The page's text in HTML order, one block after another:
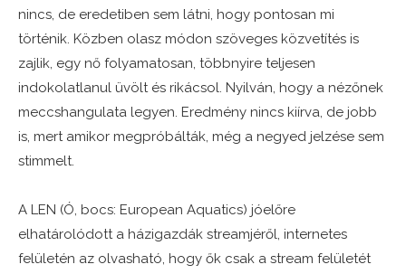
nincs, de eredetiben sem látni, hogy pontosan mi
történik. Közben olasz módon szöveges közvetítés is
zajlik, egy nő folyamatosan, többnyire teljesen
indokolatlanul üvölt és rikácsol. Nyilván, hogy a nézőnek
meccshangulata legyen. Eredmény nincs kiírva, de jobb
is, mert amikor megpróbálták, még a negyed jelzése sem
stimmelt.
A LEN (Ó, bocs: European Aquatics) jóelőre
elhatárolódott a házigazdák streamjéről, internetes
felületén az olvasható, hogy ők csak a stream felületét